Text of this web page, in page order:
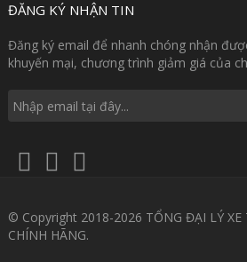
ĐĂNG KÝ NHẬN TIN
Đăng ký email để nhanh chóng nhận
khuyến mại, chương trình giảm giá của
© Copyright 2018-2026 TỔNG ĐẠI LÝ XE
CHÍNH HÃNG.